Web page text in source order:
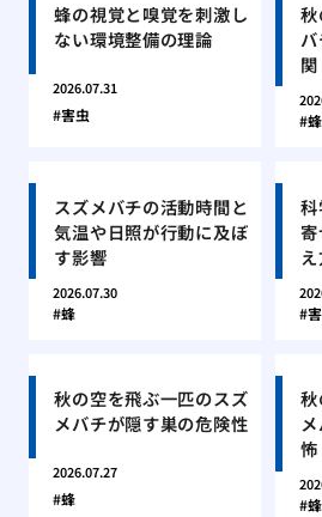
蜂の視覚と嗅覚を刺激し
ない環境整備の理論
2026.07.31
害虫
関
蜂
スズメバチの活動時間と
気温や日照が行動に及ぼ
す影響
2026.07.30
蜂
秋の空を飛ぶ一匹のスズ
メバチが隠す巣の危険性
2026.07.27
蜂
怖
蜂